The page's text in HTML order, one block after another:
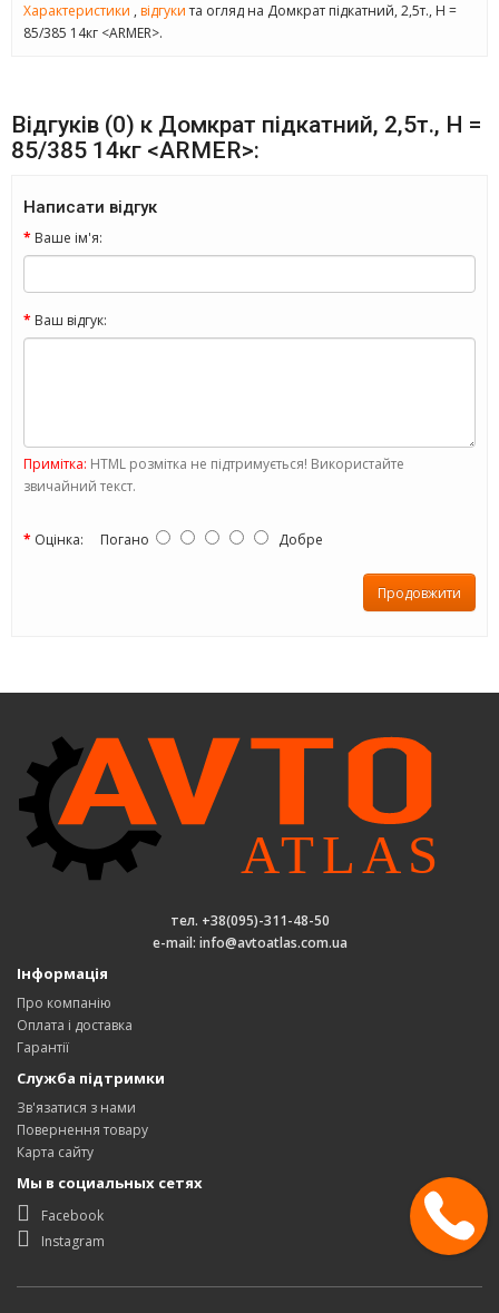
Характеристики , відгукита огляд на Домкрат підкатний, 2,5т., Н =
85/385 14кг <ARMER>.
Відгуків (0) к Домкрат підкатний, 2,5т., Н =
85/385 14кг <ARMER>:
Написати відгук
Ваше ім'я:
Ваш відгук:
Примітка: HTML розмітка не підтримується! Використайте
звичайний текст.
Оцінка: Погано Добре
Продовжити
тел. +38(095)-311-48-50
e-mail: info@avtoatlas.com.ua
Інформація
Про компанію
Оплата і доставка
Гарантії
Служба підтримки
Зв'язатися з нами
Повернення товару
Карта сайту
Мы в социальных сетях
Facebook
Instagram